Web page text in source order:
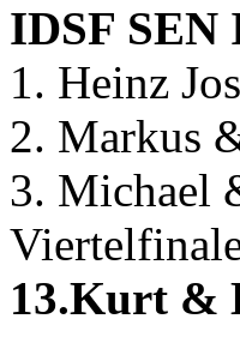
IDSF SEN
1. Heinz
2. Markus
3. Michael
13.Kurt &